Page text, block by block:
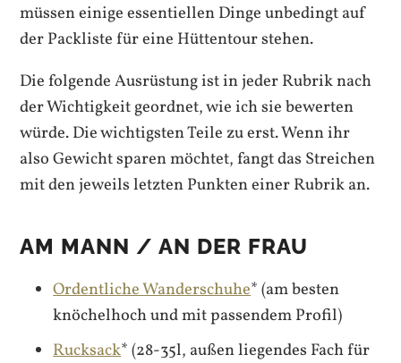
müssen einige essentiellen Dinge unbedingt auf
der Packliste für eine Hüttentour stehen.
Die folgende Ausrüstung ist in jeder Rubrik nach
der Wichtigkeit geordnet, wie ich sie bewerten
würde. Die wichtigsten Teile zu erst. Wenn ihr
also Gewicht sparen möchtet, fangt das Streichen
mit den jeweils letzten Punkten einer Rubrik an.
AM MANN / AN DER FRAU
Ordentliche Wanderschuhe* (am besten
knöchelhoch und mit passendem Profil)
Rucksack* (28-35l, außen liegendes Fach für